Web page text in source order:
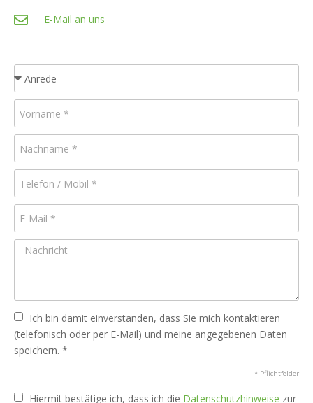
E-Mail an uns
Ich bin damit einverstanden, dass Sie mich kontaktieren
(telefonisch oder per E-Mail) und meine angegebenen Daten
speichern. *
* Pflichtfelder
Hiermit bestätige ich, dass ich die Datenschutzhinweise zur